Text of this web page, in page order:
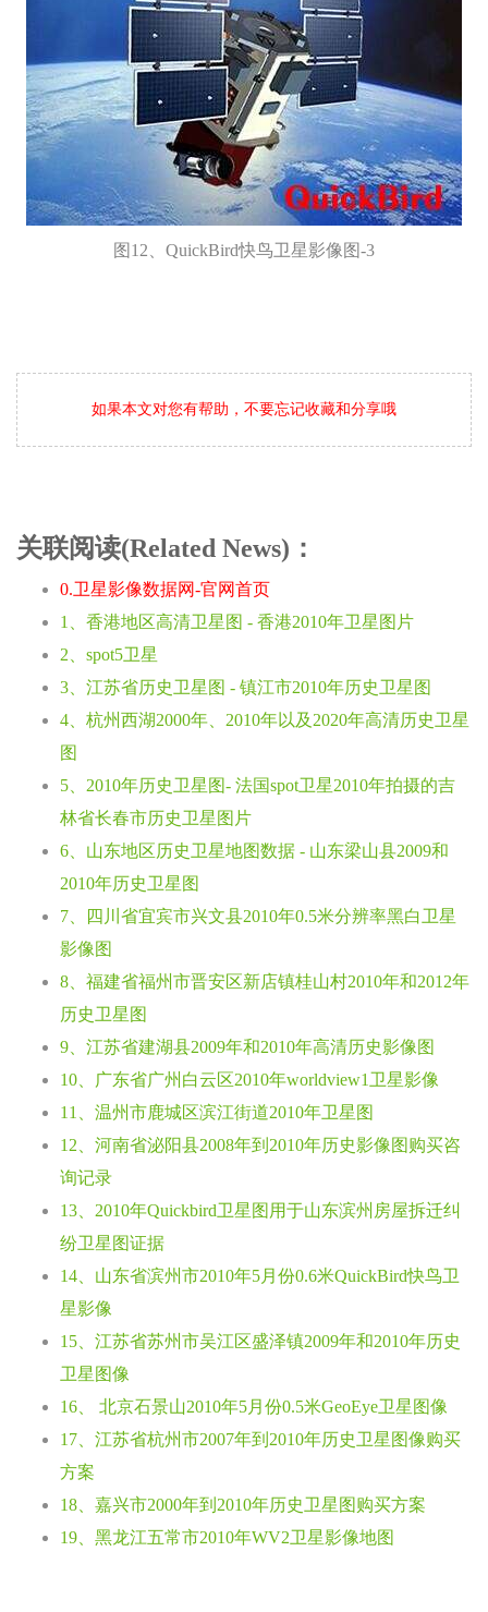
图12、QuickBird快鸟卫星影像图-3
如果本文对您有帮助，不要忘记收藏和分享哦
关联阅读(Related News)：
0.卫星影像数据网-官网首页
1、香港地区高清卫星图 - 香港2010年卫星图片
2、spot5卫星
3、江苏省历史卫星图 - 镇江市2010年历史卫星图
4、杭州西湖2000年、2010年以及2020年高清历史卫星
图
5、2010年历史卫星图- 法国spot卫星2010年拍摄的吉
林省长春市历史卫星图片
6、山东地区历史卫星地图数据 - 山东梁山县2009和
2010年历史卫星图
7、四川省宜宾市兴文县2010年0.5米分辨率黑白卫星
影像图
8、福建省福州市晋安区新店镇桂山村2010年和2012年
历史卫星图
9、江苏省建湖县2009年和2010年高清历史影像图
10、广东省广州白云区2010年worldview1卫星影像
11、温州市鹿城区滨江街道2010年卫星图
12、河南省泌阳县2008年到2010年历史影像图购买咨
询记录
13、2010年Quickbird卫星图用于山东滨州房屋拆迁纠
纷卫星图证据
14、山东省滨州市2010年5月份0.6米QuickBird快鸟卫
星影像
15、江苏省苏州市吴江区盛泽镇2009年和2010年历史
卫星图像
16、 北京石景山2010年5月份0.5米GeoEye卫星图像
17、江苏省杭州市2007年到2010年历史卫星图像购买
方案
18、嘉兴市2000年到2010年历史卫星图购买方案
19、黑龙江五常市2010年WV2卫星影像地图